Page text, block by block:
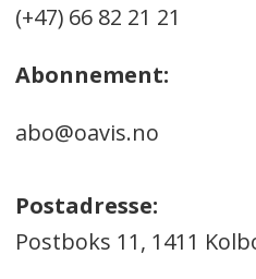
(+47) 66 82 21 21
Abonnement:
abo@oavis.no
Postadresse:
Postboks 11, 1411